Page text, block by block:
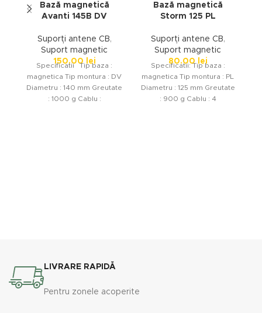
Bază magnetică
Avanti 145B DV
Suporți antene CB,
Suport magnetic
150.00 lei
Specificatii Tip baza :
magnetica Tip montura : DV
Diametru : 140 mm Greutate
: 1000 g Cablu :
Bază magnetică
Storm 125 PL
Suporți antene CB,
Suport magnetic
80.00lei
Specificatii: Tip baza :
magnetica Tip montura : PL
Diametru : 125 mm Greutate
: 900 g Cablu : 4
LIVRARE RAPIDĂ
Pentru zonele acoperite